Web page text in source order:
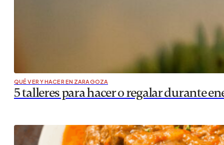
QUÉ VER Y HACER EN ZARAGOZA
5 talleres para hacer o regalar durante